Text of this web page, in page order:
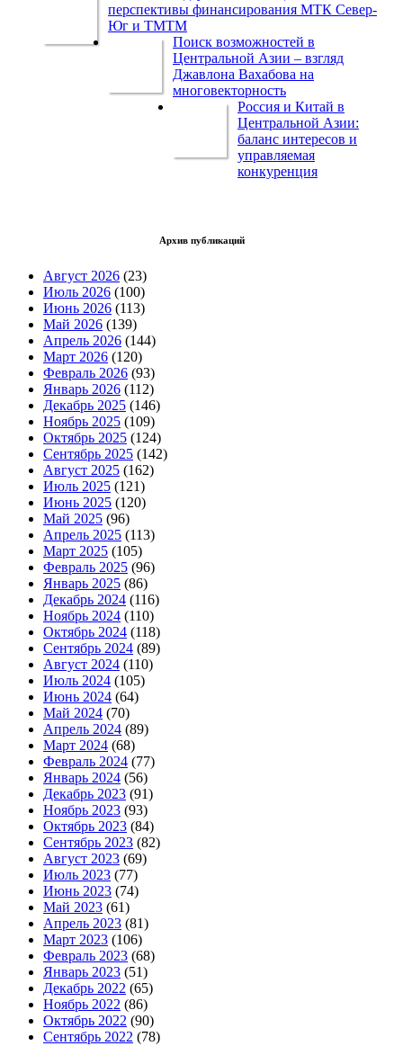
перспективы финансирования МТК Север-
Юг и ТМТМ
Поиск возможностей в
Центральной Азии – взгляд
Джавлона Вахабова на
многовекторность
Россия и Китай в
Центральной Азии:
баланс интересов и
управляемая
конкуренция
Архив публикаций
Август 2026 (23)
Июль 2026 (100)
Июнь 2026 (113)
Май 2026 (139)
Апрель 2026 (144)
Март 2026 (120)
Февраль 2026 (93)
Январь 2026 (112)
Декабрь 2025 (146)
Ноябрь 2025 (109)
Октябрь 2025 (124)
Сентябрь 2025 (142)
Август 2025 (162)
Июль 2025 (121)
Июнь 2025 (120)
Май 2025 (96)
Апрель 2025 (113)
Март 2025 (105)
Февраль 2025 (96)
Январь 2025 (86)
Декабрь 2024 (116)
Ноябрь 2024 (110)
Октябрь 2024 (118)
Сентябрь 2024 (89)
Август 2024 (110)
Июль 2024 (105)
Июнь 2024 (64)
Май 2024 (70)
Апрель 2024 (89)
Март 2024 (68)
Февраль 2024 (77)
Январь 2024 (56)
Декабрь 2023 (91)
Ноябрь 2023 (93)
Октябрь 2023 (84)
Сентябрь 2023 (82)
Август 2023 (69)
Июль 2023 (77)
Июнь 2023 (74)
Май 2023 (61)
Апрель 2023 (81)
Март 2023 (106)
Февраль 2023 (68)
Январь 2023 (51)
Декабрь 2022 (65)
Ноябрь 2022 (86)
Октябрь 2022 (90)
Сентябрь 2022 (78)